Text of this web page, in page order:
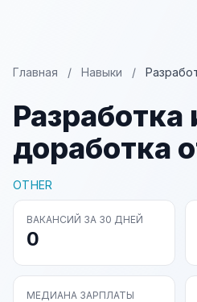
Главная / Навыки /
Разработка
доработка
OTHER
ВАКАНСИЙ ЗА 30 ДНЕЙ
0
МЕДИАНА ЗАРПЛАТЫ